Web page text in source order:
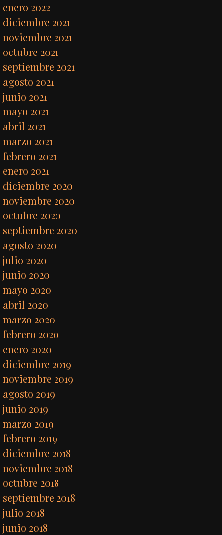
enero 2022
diciembre 2021
noviembre 2021
octubre 2021
septiembre 2021
agosto 2021
junio 2021
mayo 2021
abril 2021
marzo 2021
febrero 2021
enero 2021
diciembre 2020
noviembre 2020
octubre 2020
septiembre 2020
agosto 2020
julio 2020
junio 2020
mayo 2020
abril 2020
marzo 2020
febrero 2020
enero 2020
diciembre 2019
noviembre 2019
agosto 2019
junio 2019
marzo 2019
febrero 2019
diciembre 2018
noviembre 2018
octubre 2018
septiembre 2018
julio 2018
junio 2018